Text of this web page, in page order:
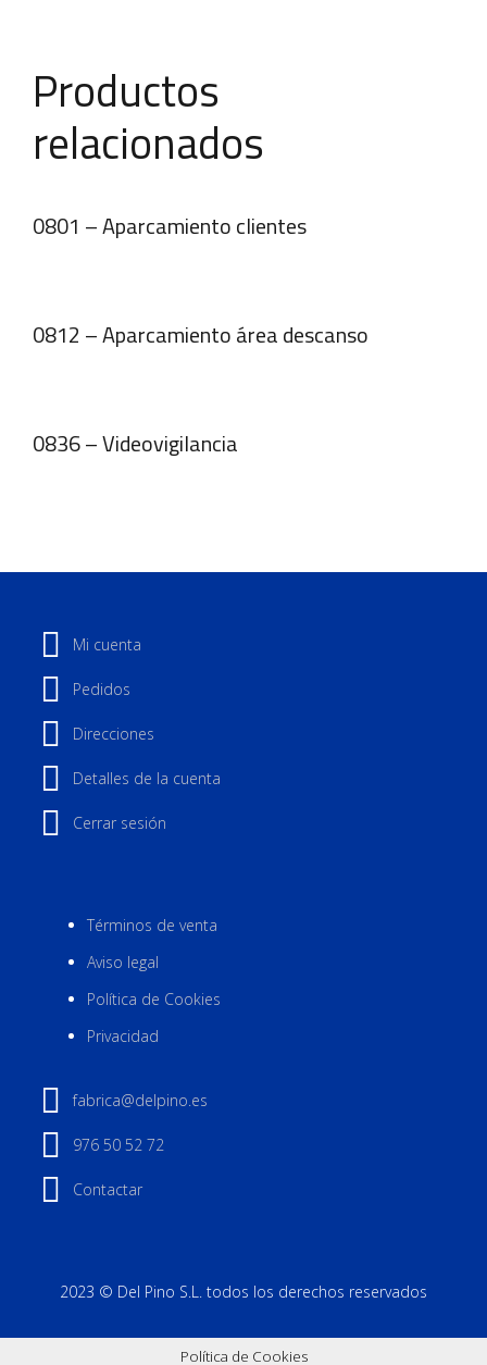
Productos
relacionados
0801 – Aparcamiento clientes
0812 – Aparcamiento área descanso
0836 – Videovigilancia
Mi cuenta
Pedidos
Direcciones
Detalles de la cuenta
Cerrar sesión
Términos de venta
Aviso legal
Política de Cookies
Privacidad
fabrica@delpino.es
976 50 52 72
Contactar
2023 © Del Pino S.L. todos los derechos reservados
Política de Cookies